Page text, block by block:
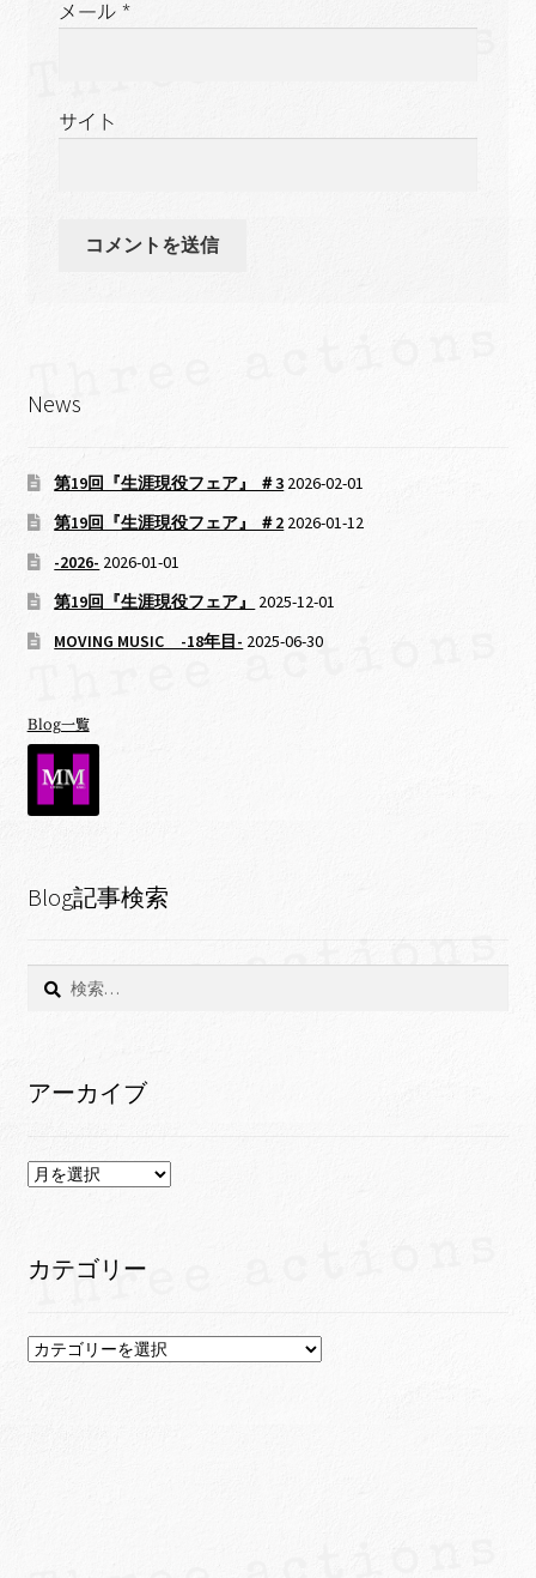
メール *
サイト
News
第19回『生涯現役フェア』 ＃3 2026-02-01
第19回『生涯現役フェア』 ＃2 2026-01-12
-2026- 2026-01-01
第19回『生涯現役フェア』
2025-12-01
MOVING MUSIC -18年目- 2025-06-30
Blog一覧
Blog記事検索
アーカイブ
ア
ブ
カテゴリー
カ